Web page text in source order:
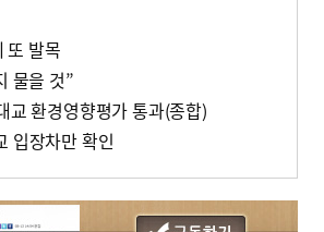
또 발목
물을 것”
환경영향평가 통과(종합)
입장차만 확인